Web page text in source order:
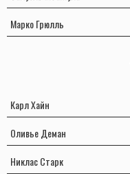
Марко Грюлль
Карл Хайн
Оливье Деман
Никлас Старк